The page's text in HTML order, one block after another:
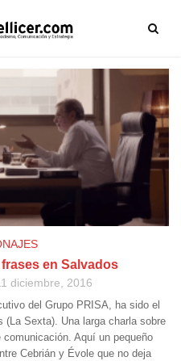
en Salvados
diciembre, 2016
del Grupo PRISA, ha sido el
Sexta). Una larga charla sobre
Aquí un pequeño
Cebrián y Évole que no deja